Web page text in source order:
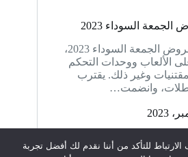
تم إطلاق GameStop عروض الجمعة السوداء 2023،
الألعاب ووحدات التحكم
وغير ذلك. يقترب
وانضمت…
للتأكد من أننا نقدم لك أفضل تجربة